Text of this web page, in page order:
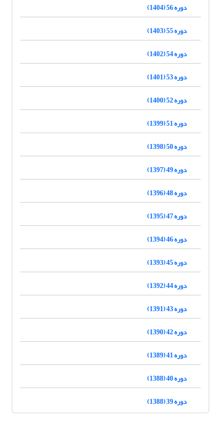
دوره 56 (1404)
دوره 55 (1403)
دوره 54 (1402)
دوره 53 (1401)
دوره 52 (1400)
دوره 51 (1399)
دوره 50 (1398)
دوره 49 (1397)
دوره 48 (1396)
دوره 47 (1395)
دوره 46 (1394)
دوره 45 (1393)
دوره 44 (1392)
دوره 43 (1391)
دوره 42 (1390)
دوره 41 (1389)
دوره 40 (1388)
دوره 39 (1388)